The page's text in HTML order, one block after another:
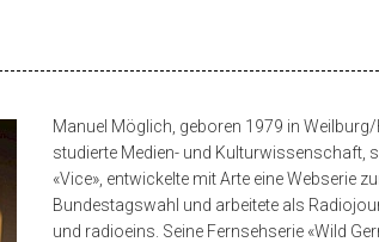
Manuel Möglich, geboren 1979 in Weilburg/
studierte Medien- und Kulturwissenschaft,
«Vice», entwickelte mit Arte eine Webserie
Bundestagswahl und arbeitete als
und radioeins. Seine Fernsehserie «Wild